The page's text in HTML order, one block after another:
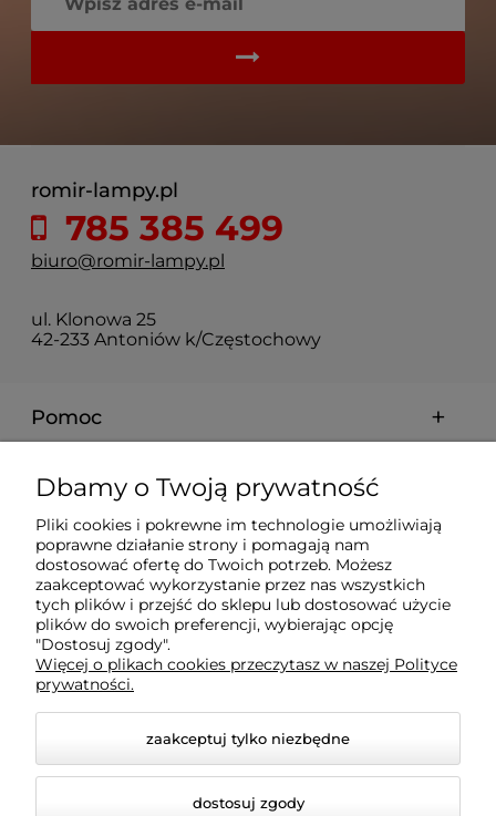
romir-lampy.pl
785 385 499
biuro@romir-lampy.pl
ul. Klonowa 25
42-233 Antoniów k/Częstochowy
Pomoc
Moje konto
Płatności i dostawa
Informacje
O nas
Dbamy o Twoją prywatność
Pliki cookies i pokrewne im technologie umożliwiają
poprawne działanie strony i pomagają nam
dostosować ofertę do Twoich potrzeb. Możesz
zaakceptować wykorzystanie przez nas wszystkich
tych plików i przejść do sklepu lub dostosować użycie
plików do swoich preferencji, wybierając opcję
"Dostosuj zgody".
Więcej o plikach cookies przeczytasz w naszej Polityce
prywatności.
zaakceptuj tylko niezbędne
dostosuj zgody